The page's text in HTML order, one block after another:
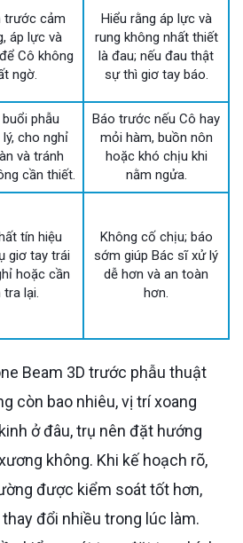
trước cảm
áp lực và
Cô không
ngờ.
Hiểu rằng áp lực và
rung không nhất thiết
là đau; nếu đau thật
sự thì giơ tay báo.
phẫu
cho nghỉ
và tránh
cần thiết.
Báo trước nếu Cô hay
mỏi hàm, buồn nôn
hoặc khó chịu khi
nằm ngửa.
tín hiệu
giơ tay trái
hoặc cần
tra lại.
Không cố chịu; báo
sớm giúp Bác sĩ xử lý
dễ hơn và an toàn
hơn.
còn bao nhiêu, vị trí xoang
ở đâu, trụ nên đặt hướng
không. Khi kế hoạch rõ,
được kiểm soát tốt hơn,
đổi nhiều trong lúc làm.